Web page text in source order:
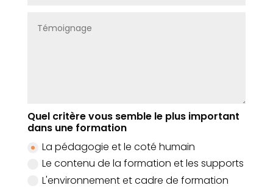
Quel critère vous semble le plus important
dans une formation
La pédagogie et le coté humain
Le contenu de la formation et les supports
L'environnement et cadre de formation